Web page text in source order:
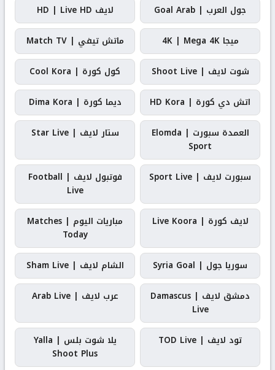
جول العرب | Goal Arab
لايف HD | Live HD
ميجا 4K | Mega 4K
ماتش تيفي | Match TV
شوت لايف | Shoot Live
كول كورة | Cool Kora
اتش دي كورة | HD Kora
ديما كورة | Dima Kora
العمدة سبورت | Elomda
Sport
ستار لايف | Star Live
سبورت لايف | Sport Live
فوتبول لايف | Football
Live
لايف كورة | Live Koora
مباريات اليوم | Matches
Today
سوريا جول | Syria Goal
الشام لايف | Sham Live
دمشق لايف | Damascus
Live
عرب لايف | Arab Live
تود لايف | TOD Live
يلا شوت بلس | Yalla
Shoot Plus